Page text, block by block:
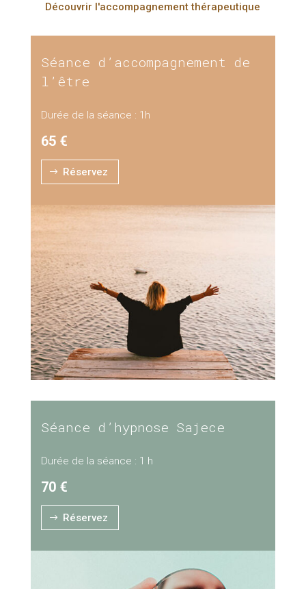
Découvrir l'accompagnement thérapeutique
Séance d’accompagnement de
l’être
Durée de la séance : 1h
65 €
$ Réservez
Séance d’hypnose Sajece
Durée de la séance : 1 h
70 €
$ Réservez